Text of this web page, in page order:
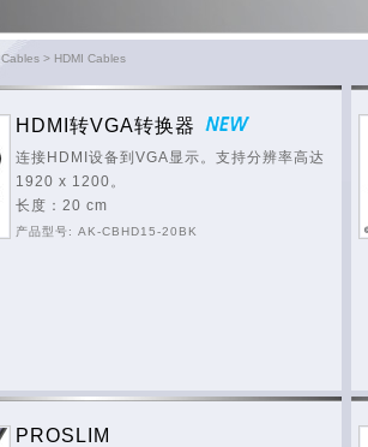
Cables > HDMI Cables
HDMI转VGA转换器
连接HDMI设备到VGA显示。支持分辨率高达
1920 x 1200。
长度：20 cm
产品型号: AK-CBHD15-20BK
PROSLIM